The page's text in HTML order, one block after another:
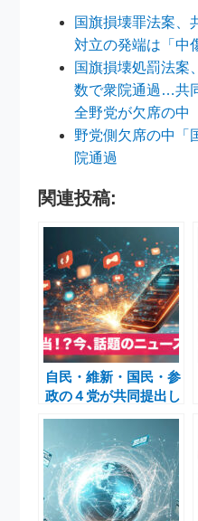
国旗損壊罪法案、
対立の発端は「中
国旗損壊処罰法案
数で衆院通過…共
全野党が欠席の中
野党側欠席の中「
院通過
関連投稿:
自民・維新・国民・参
政の４党が共同提出し